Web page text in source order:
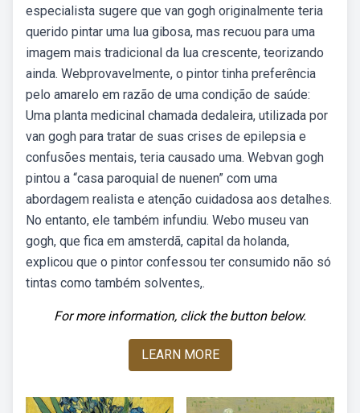
especialista sugere que van gogh originalmente teria
querido pintar uma lua gibosa, mas recuou para uma
imagem mais tradicional da lua crescente, teorizando
ainda. Webprovavelmente, o pintor tinha preferência
pelo amarelo em razão de uma condição de saúde:
Uma planta medicinal chamada dedaleira, utilizada por
van gogh para tratar de suas crises de epilepsia e
confusões mentais, teria causado uma. Webvan gogh
pintou a “casa paroquial de nuenen” com uma
abordagem realista e atenção cuidadosa aos detalhes.
No entanto, ele também infundiu. Webo museu van
gogh, que fica em amsterdã, capital da holanda,
explicou que o pintor confessou ter consumido não só
tintas como também solventes,.
For more information, click the button below.
LEARN MORE